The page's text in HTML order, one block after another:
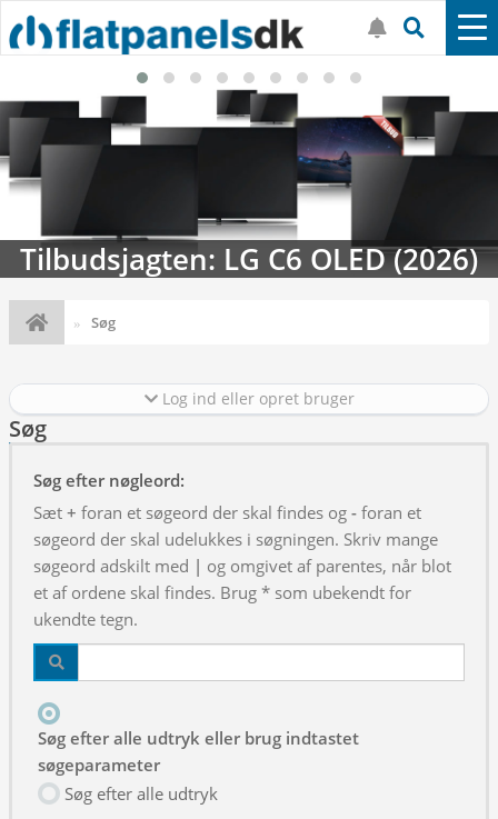
Tilbudsjagten: LG C6 OLED (2026)
Søg
Log ind eller opret bruger
Søg
Søg efter nøgleord:
Sæt + foran et søgeord der skal findes og - foran et
søgeord der skal udelukkes i søgningen. Skriv mange
søgeord adskilt med | og omgivet af parentes, når blot
et af ordene skal findes. Brug * som ubekendt for
ukendte tegn.
Søg efter alle udtryk eller brug indtastet
søgeparameter
Søg efter alle udtryk